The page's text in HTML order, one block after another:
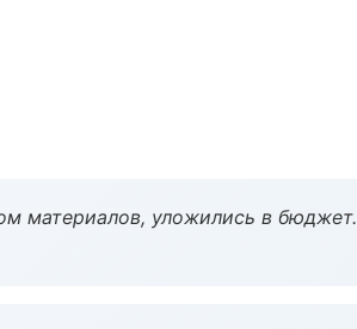
материалов, уложились в бюджет.